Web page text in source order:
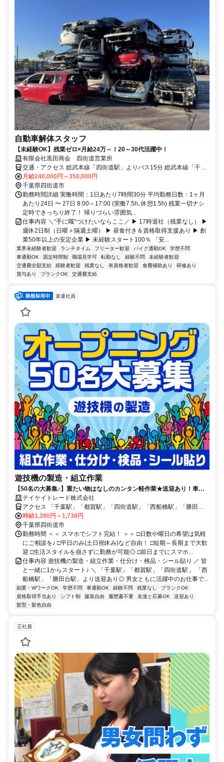
自動車解体スタッフ
【未経験OK】残業ゼロ×月給24万～！20～30代活躍中！
有限会社黒田商会 四街道営業所
交通・アクセス 総武本線「四街道駅」よりバス15分 総武本線「千葉
駅」より車30分 総武本線「佐倉駅」より車30分
月給240,000円～350,000円
千葉県四街道市
勤務時間詳細 実働時間：1日あたり7時間30分 平均勤務日数：1ヶ月
あたり24日 〜 27日 8:00～17:00 (実働7.5h､休憩1.5h) 残業一切ナシ
定時できっちり終了！ 帰りづらい雰囲気...
仕事内容 ＼“手に職”つけたいならここ／ ▶ 17時退社（残業なし） ▶
週休2日制（日曜＋隔週土曜） ▶ 昼食付き＆資格取得支援あり ▶ 創
業50年以上の安定企業 ▶ 未経験スタート100％ 「安...
業界未経験者歓迎 ランチタイム フリーター歓迎 バイク通勤OK
学歴不問
車通勤OK
固定時間制 職場見学可 転勤なし 経験不問
未経験者歓迎
交通費全額支給
経験者歓迎 残業なし 有資格者歓迎 食費補助あり
研修あり
賞与あり
ブランクOK 交通費支給
派遣社員
遊技機の製造・組立作業
【50名の大募集♪】重たい物はなしのカンタン軽作業★送迎あり！車通
勤OK！
テイケイトレード株式会社
アクセス 「千葉駅」「都賀駅」「四街道駅」「西船橋駅」「勝田台
駅」より送迎あり＜WEB登録会実施中！＞
時給1,390円～1,738円
千葉県四街道市
勤務時間 ＜＜ スマホでシフト完結！ ＞＞ □日数や曜日の希望は気軽
にご相談を♪ □平日のみ(土日祝休み)など自由！ □短期～長期まで大歓
迎 □生活スタイルを崩さずに勤務が可能◎ □前日までにスマホ...
仕事内容 遊技機の製造・組立作業・仕分け・検品・シール貼り ／ 皆
と一緒に1からスタート♪ ＼ 「千葉駅」「都賀駅」「四街道駅」 「西
船橋駅」「勝田台駅」より送迎あり◎ 男女ともに活躍中のお仕事で...
副業・WワークOK 学歴不問 車通勤OK 経験不問 残業なし
ブランクOK
資格取得手当あり
シフト制 服装自由 履歴書不要 友達と応募OK
送迎あり
髪型・髪色自由
正社員